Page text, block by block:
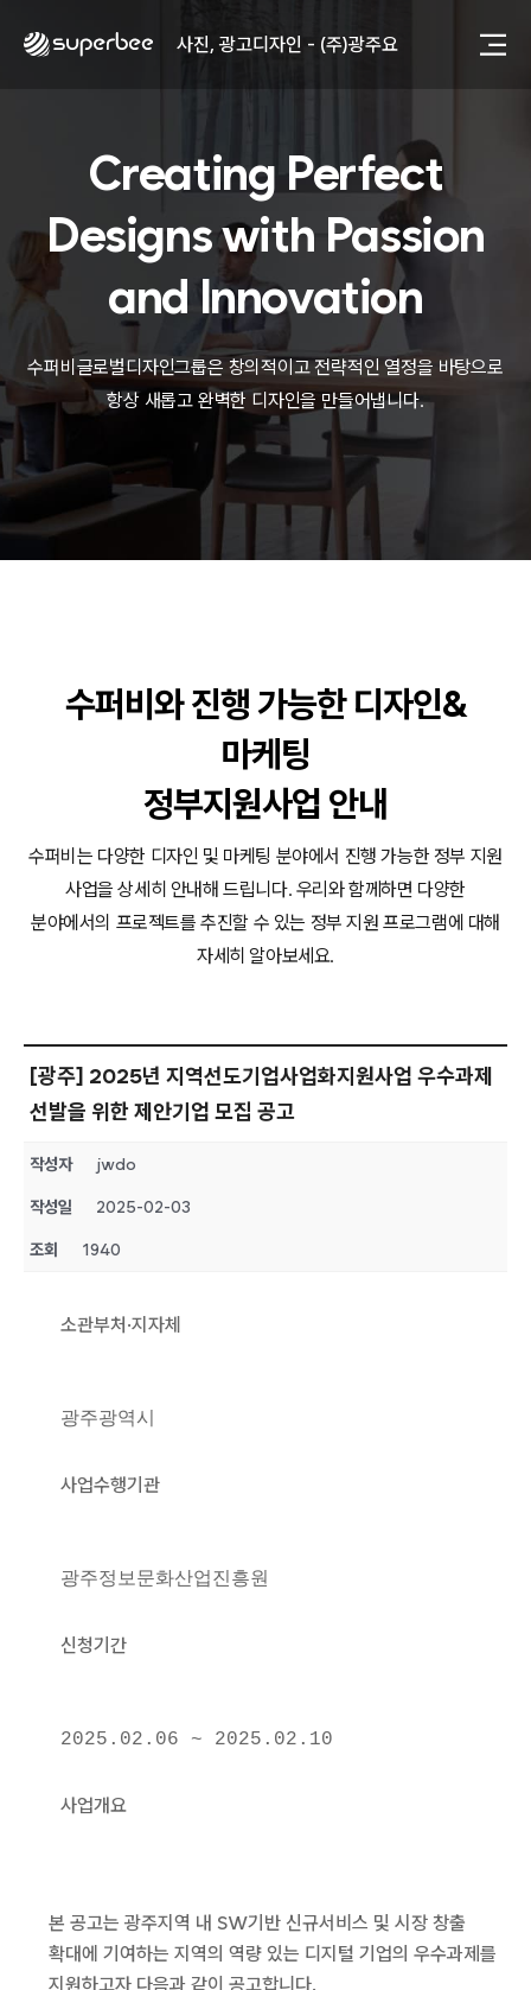
사진, 광고디자인 - (주)광주요
동영상, 홈페이지 - (주)분독
동영상, 카탈로그 - 피자마루
웹사이트 - 백조씽크
사진, 광고디자인 - 중외제약
패키지, 디자인 - 고려은단
동영상 - (주)듀오백
동영상 - ㈜고피자
동영상 - 모모스커피㈜
동영상 - 삼양홀딩스
동영상 - 킷캣
사진, 광고디자인 - (주)화요
사진, 광고디자인 - (주)광주요
웹사이트 - (주)세스코
제품디자인 - 삼성전자㈜
동영상, CI - 카피어랜드㈜
패키지, 디자인 - 고려은단
동영상 - (주)듀오백
동영상 - ㈜고피자
동영상 - 모모스커피㈜
동영상 - 삼양홀딩스
Creating Perfect
Designs with Passion
and Innovation
수퍼비글로벌디자인그룹은 창의적이고 전략적인 열정을 바탕으로
항상 새롭고 완벽한 디자인을 만들어냅니다.
수퍼비와 진행 가능한 디자인&
마케팅
정부지원사업 안내
수퍼비는 다양한 디자인 및 마케팅 분야에서 진행 가능한 정부 지원
사업을 상세히 안내해 드립니다. 우리와 함께하면 다양한
분야에서의 프로젝트를 추진할 수 있는 정부 지원 프로그램에 대해
자세히 알아보세요.
[광주] 2025년 지역선도기업사업화지원사업 우수과제
선발을 위한 제안기업 모집 공고
작성자 jwdo
작성일 2025-02-03
조회 1940
소관부처·지자체
광주광역시
사업수행기관
광주정보문화산업진흥원
신청기간
2025.02.06 ~ 2025.02.10
사업개요
본 공고는 광주지역 내 SW기반 신규서비스 및 시장 창출
확대에 기여하는 지역의 역량 있는 디지털 기업의 우수과제를
지원하고자 다음과 같이 공고합니다.